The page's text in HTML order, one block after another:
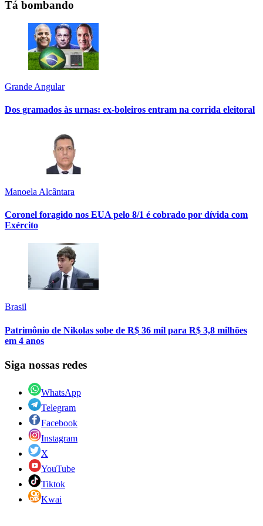
Tá bombando
Grande Angular
Dos gramados às urnas: ex-boleiros entram na corrida eleitoral
Manoela Alcântara
Coronel foragido nos EUA pelo 8/1 é cobrado por dívida com
Exército
Brasil
Patrimônio de Nikolas sobe de R$ 36 mil para R$ 3,8 milhões
em 4 anos
Siga nossas redes
WhatsApp
Telegram
Facebook
Instagram
X
YouTube
Tiktok
Kwai